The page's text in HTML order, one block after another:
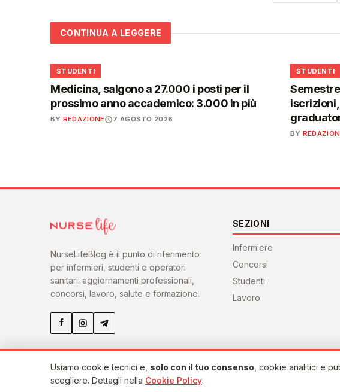
CONTINUA A LEGGERE
🎓
STUDENTI
Medicina, salgono a 27.000 i posti per il
prossimo anno accademico: 3.000 in più
BY REDAZIONE 7 AGOSTO 2026
🎓
STUDENTI
BY
NurseLifeBlog è il punto di riferimento
per infermieri, studenti e operatori
sanitari: aggiornamenti professionali,
concorsi, lavoro, salute e formazione.
SEZIONI
Infermiere
Concorsi
Studenti
Lavoro
©2026 NurseLifeBlog— Notizie e approfondimenti dal mondo della sanità.
Usiamo cookie tecnici e, solo con il tuo consenso , cookie analitici e
scegliere. Dettagli nella Cookie Policy.